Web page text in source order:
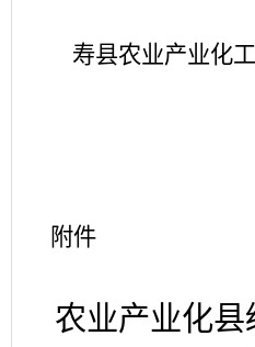
寿县农业产业化
附件
农业产业化县